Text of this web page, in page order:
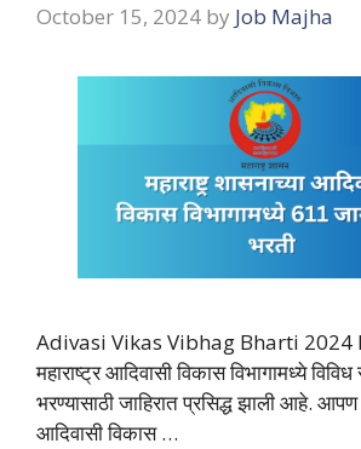
October 15, 2024 by Job Majha
Adivasi Vikas Vibhag Bharti
महाराष्ट्र आदिवासी विकास विभागामध्ये विविध
भरण्यासाठी जाहिरात प्रसिद्ध झाली आहे. आपण
आदिवासी विकास …